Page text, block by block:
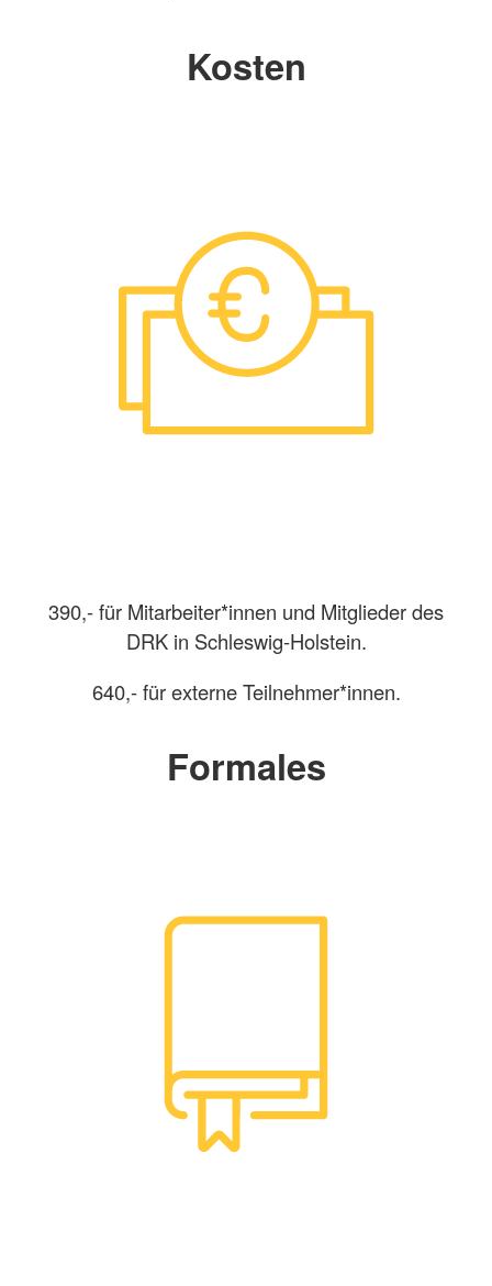
• Ruhelage/Ruhehaltung
Kosten
390,- für Mitarbeiter*innen und Mitglieder des
DRK in Schleswig-Holstein.
640,- für externe Teilnehmer*innen.
Formales